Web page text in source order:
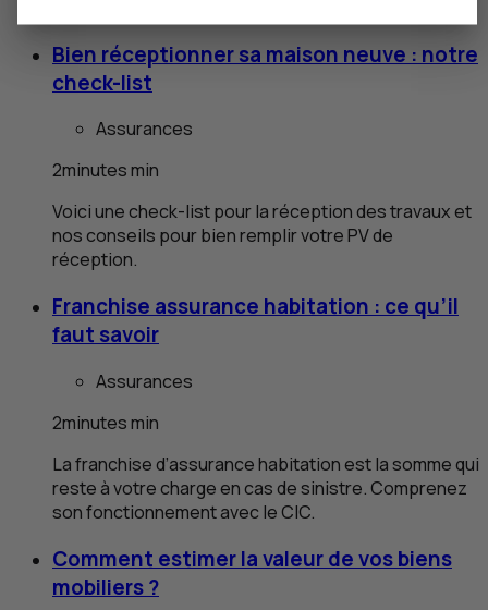
Bien réceptionner sa maison neuve : notre
check-list
Assurances
2minutesmin
Voici une check-list pour la réception des travaux et
nos conseils pour bien remplir votrePVde
réception.
Franchise assurance habitation : ce qu’il
faut savoir
Assurances
2minutesmin
La franchise d’assurance habitation est la somme qui
reste à votre charge en cas de sinistre. Comprenez
son fonctionnement avec leCIC.
Comment estimer la valeur de vos biens
mobiliers ?